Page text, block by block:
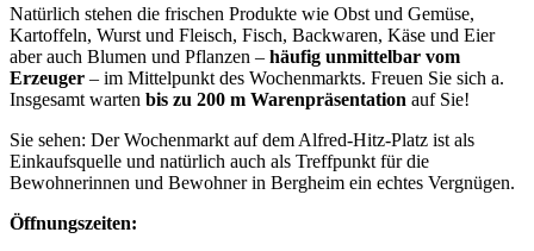
Natürlich stehen die frischen Produkte wie Obst und Gemüse,
Kartoffeln, Wurst und Fleisch, Fisch, Backwaren, Käse und Eier
aber auch Blumen und Pflanzen – häufig unmittelbar vom
Erzeuger – im Mittelpunkt des Wochenmarkts. Freuen Sie sich a.
Insgesamt warten bis zu 200 m Warenpräsentation auf Sie!
Sie sehen: Der Wochenmarkt auf dem Alfred-Hitz-Platz ist als
Einkaufsquelle und natürlich auch als Treffpunkt für die
Bewohnerinnen und Bewohner in Bergheim ein echtes Vergnügen.
Öffnungszeiten: